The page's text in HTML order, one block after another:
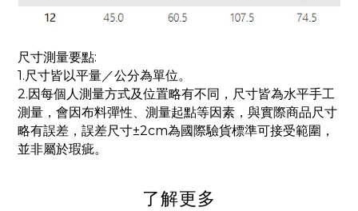
尺寸測量要點:
1.尺寸皆以平量／公分為單位。
2.因每個人測量方式及位置略有不同，尺寸皆為水平手工
測量，會因布料彈性、測量起點等因素，與實際商品尺寸
略有誤差，誤差尺寸±2cm為國際驗貨標準可接受範圍，
並非屬於瑕疵。
了解更多